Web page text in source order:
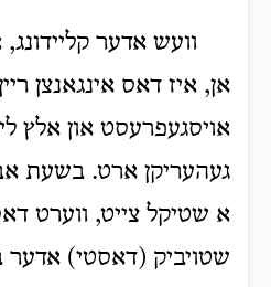
וועש אדער
אן, איז דאס אינגאנצן
אויסגעפרעסט און אלץ
געהעריקן ארט. בשעת
א שטיקל צייט, ווערט
שטויביק (דאסטי)